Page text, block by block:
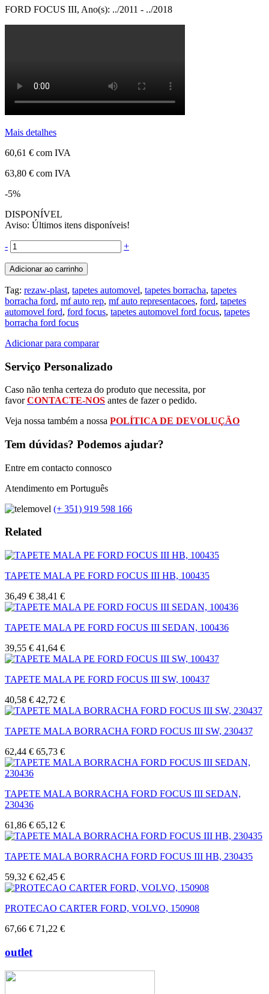
FORD FOCUS III, Ano(s): ../2011 - ../2018
Mais detalhes
60,61 € com IVA
63,80 € com IVA
-5%
DISPONÍVEL
Aviso: Últimos itens disponíveis!
- +
Adicionar ao carrinho
Tag: rezaw-plast, tapetes automovel, tapetes borracha, tapetes
borracha ford, mf auto rep, mf auto representacoes, ford, tapetes
automovel ford, ford focus, tapetes automovel ford focus, tapetes
borracha ford focus
Adicionar para comparar
Serviço Personalizado
Caso não tenha certeza do produto que necessita, por
favorCONTACTE-NOS antes de fazer o pedido.
Veja nossa também a nossa POLÍTICA DE DEVOLUÇÃO
Tem dúvidas? Podemos ajudar?
Entre em contacto connosco
Atendimento em Português
(+ 351) 919 598 166
Related
TAPETE MALA PE FORD FOCUS III HB, 100435
36,49 € 38,41 €
TAPETE MALA PE FORD FOCUS III SEDAN, 100436
39,55 € 41,64 €
TAPETE MALA PE FORD FOCUS III SW, 100437
40,58 € 42,72 €
TAPETE MALA BORRACHA FORD FOCUS III SW, 230437
62,44 € 65,73 €
TAPETE MALA BORRACHA FORD FOCUS III SEDAN,
230436
61,86 € 65,12 €
TAPETE MALA BORRACHA FORD FOCUS III HB, 230435
59,32 € 62,45 €
PROTECAO CARTER FORD, VOLVO, 150908
67,66 € 71,22 €
outlet